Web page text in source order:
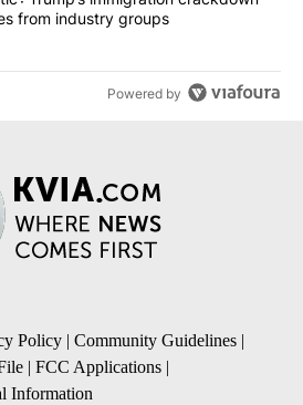
from industry groups
Powered by
Policy | Community Guidelines |
| FCC Applications |
Information